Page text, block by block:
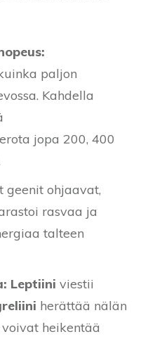
paljon
Kahdella
jopa 200, 400
geenit ohjaavat,
rasvaa ja
talteen
Leptiini viestii
herättää nälän
heikentää